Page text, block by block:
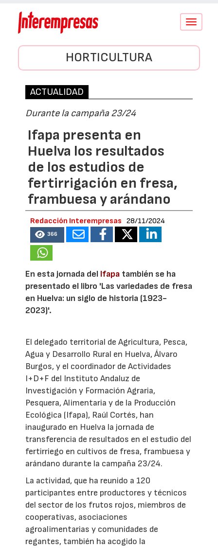
Conmutar
HORTICULTURA
ACTUALIDAD
Durante la campaña 23/24
Ifapa presenta en
Huelva los resultados
de los estudios de
fertirrigación en fresa,
frambuesa y arándano
Redacción Interempresas 28/11/2024
366
En esta jornada del Ifapa también se ha
presentado el libro 'Las variedades de fresa
en Huelva: un siglo de historia (1923-
2023)'.
El delegado territorial de Agricultura, Pesca,
Agua y Desarrollo Rural en Huelva, Álvaro
Burgos, y el coordinador de Actividades
I+D+F del Instituto Andaluz de
Investigación y Formación Agraria,
Pesquera, Alimentaria y de la Producción
Ecológica (Ifapa), Raúl Cortés, han
inaugurado en Huelva la jornada de
transferencia de resultados en el estudio del
fertirriego en cultivos de fresa, frambuesa y
arándano durante la campaña 23/24.
La actividad, que ha reunido a 120
participantes entre productores y técnicos
del sector de los frutos rojos, miembros de
cooperativas, asociaciones
agroalimentarias y comunidades de
regantes, también ha acogido la